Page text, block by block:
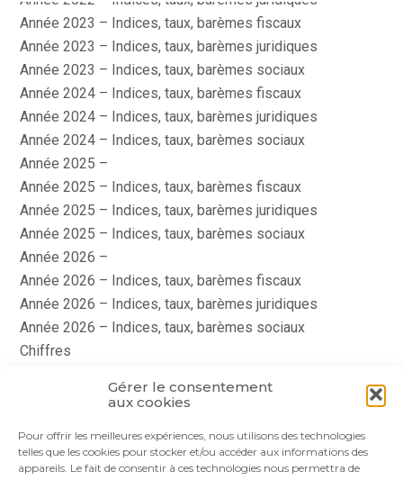
Gérer le consentement
aux cookies
Pour offrir les meilleures expériences, nous utilisons des technologies
telles que les cookies pour stocker et/ou accéder aux informations des
appareils. Le fait de consentir à ces technologies nous permettra de
Année 2023 – Indices, taux, barèmes fiscaux
Année 2023 – Indices, taux, barèmes juridiques
Année 2023 – Indices, taux, barèmes sociaux
Année 2024 – Indices, taux, barèmes fiscaux
Année 2024 – Indices, taux, barèmes juridiques
Année 2024 – Indices, taux, barèmes sociaux
Année 2025 –
Année 2025 – Indices, taux, barèmes fiscaux
Année 2025 – Indices, taux, barèmes juridiques
Année 2025 – Indices, taux, barèmes sociaux
Année 2026 –
Année 2026 – Indices, taux, barèmes fiscaux
Année 2026 – Indices, taux, barèmes juridiques
Année 2026 – Indices, taux, barèmes sociaux
Chiffres
Le coin du dirigeant